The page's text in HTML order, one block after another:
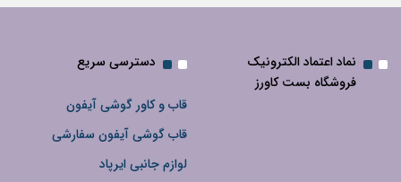
نماد اعتماد الکترونیک
فروشگاه بست کاورز
دسترسی سریع
قاب و کاور گوشی آیفون
قاب گوشی آیفون سفارشی
لوازم جانبی ایرپاد